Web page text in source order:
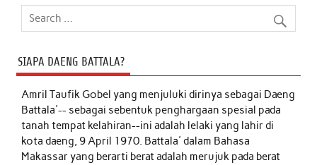
SIAPA DAENG BATTALA?
Amril Taufik Gobelyang menjuluki dirinya sebagai Daeng
Battala'-- sebagai sebentuk penghargaan spesial pada
tanah tempat kelahiran--ini adalah lelaki yang lahir di
kota daeng, 9 April 1970. Battala' dalam Bahasa
Makassar yang berarti berat adalah merujuk pada berat